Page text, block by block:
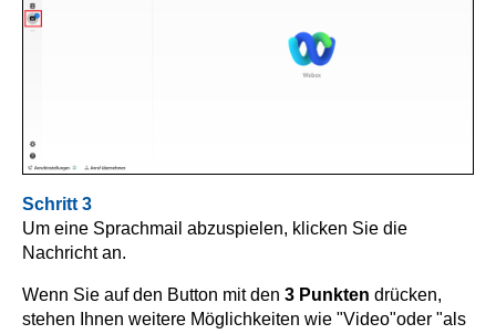
Schritt 3
Um eine Sprachmail abzuspielen, klicken Sie die
Nachricht an.
Wenn Sie auf den Button mit den 3 Punkten drücken,
stehen Ihnen weitere Möglichkeiten wie "Video"oder "als